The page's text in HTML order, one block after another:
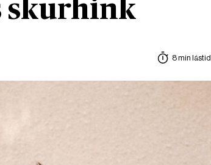
skurhink
8 min lästid